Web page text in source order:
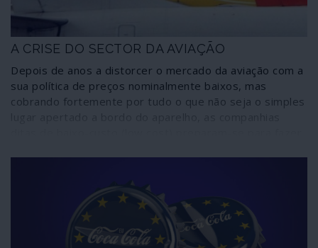
A CRISE DO SECTOR DA AVIAÇÃO
Depois de anos a distorcer o mercado da aviação com a
sua política de preços nominalmente baixos, mas
cobrando fortemente por tudo o que não seja o simples
do Estado ao longo da última década.